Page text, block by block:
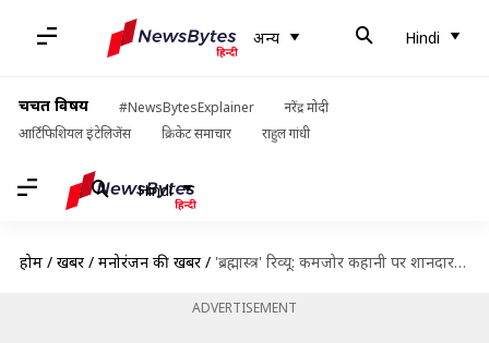
अन्य Hindi
चर्चित विषय #NewsBytesExplainer
नरेंद्र मोदी
आर्टिफिशियल इंटेलिजेंस
क्रिकेट समाचार राहुल गांधी
Hindi
होम / खबरें / मनोरंजन की खबरें / 'ब्रह्मास्त्र' रिव्यू: कमजोर कहानी पर शानदार विजुअल इफेक्ट्स, अयान ने बनाई अपनी दुनिया
ADVERTISEMENT